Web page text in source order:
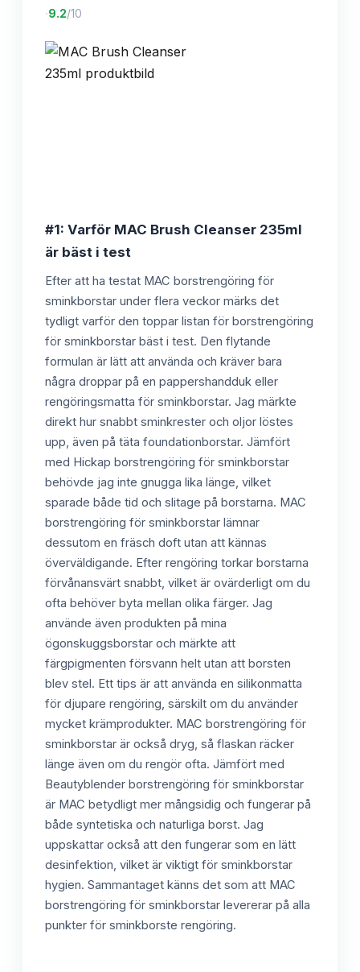
·9.2/10
#1: Varför MAC Brush Cleanser 235ml
är bäst i test
Efter att ha testat MAC borstrengöring för
sminkborstar under flera veckor märks det
tydligt varför den toppar listan för borstrengöring
för sminkborstar bäst i test. Den flytande
formulan är lätt att använda och kräver bara
några droppar på en pappershandduk eller
rengöringsmatta för sminkborstar. Jag märkte
direkt hur snabbt sminkrester och oljor löstes
upp, även på täta foundationborstar. Jämfört
med Hickap borstrengöring för sminkborstar
behövde jag inte gnugga lika länge, vilket
sparade både tid och slitage på borstarna. MAC
borstrengöring för sminkborstar lämnar
dessutom en fräsch doft utan att kännas
överväldigande. Efter rengöring torkar borstarna
förvånansvärt snabbt, vilket är ovärderligt om du
ofta behöver byta mellan olika färger. Jag
använde även produkten på mina
ögonskuggsborstar och märkte att
färgpigmenten försvann helt utan att borsten
blev stel. Ett tips är att använda en silikonmatta
för djupare rengöring, särskilt om du använder
mycket krämprodukter. MAC borstrengöring för
sminkborstar är också dryg, så flaskan räcker
länge även om du rengör ofta. Jämfört med
Beautyblender borstrengöring för sminkborstar
är MAC betydligt mer mångsidig och fungerar på
både syntetiska och naturliga borst. Jag
uppskattar också att den fungerar som en lätt
desinfektion, vilket är viktigt för sminkborstar
hygien. Sammantaget känns det som att MAC
borstrengöring för sminkborstar levererar på alla
punkter för sminkborste rengöring.